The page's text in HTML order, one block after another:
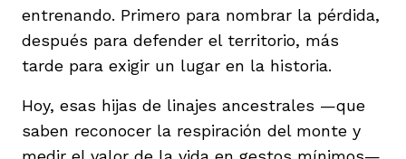
entrenando. Primero para nombrar la pérdida,
después para defender el territorio, más
tarde para exigir un lugar en la historia.
Hoy, esas hijas de linajes ancestrales —que
saben reconocer la respiración del monte y